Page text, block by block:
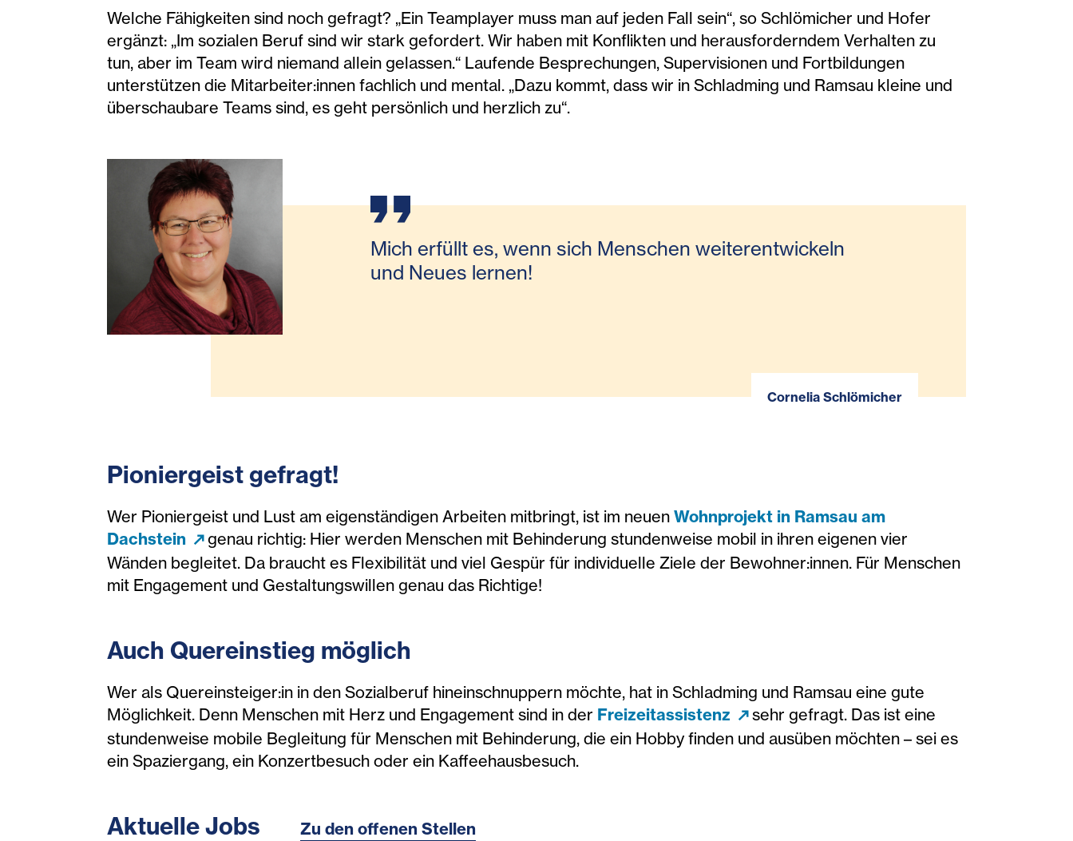
Welche Fähigkeiten sind noch gefragt? „Ein Teamplayer muss man auf jeden Fall sein“, so Schlömicher und Hofer
ergänzt: „Im sozialen Beruf sind wir stark gefordert. Wir haben mit Konflikten und herausforderndem Verhalten zu
tun, aber im Team wird niemand allein gelassen.“ Laufende Besprechungen, Supervisionen und Fortbildungen
unterstützen die Mitarbeiter:innen fachlich und mental. „Dazu kommt, dass wir in Schladming und Ramsau kleine und
überschaubare Teams sind, es geht persönlich und herzlich zu“.
Mich erfüllt es, wenn sich Menschen weiterentwickeln
und Neues lernen!
Cornelia Schlömicher
Pioniergeist gefragt!
Wer Pioniergeist und Lust am eigenständigen Arbeiten mitbringt, ist im neuenWohnprojekt in Ramsau am
Dachstein
genau richtig: Hier werden Menschen mit Behinderung stundenweise mobil in ihren eigenen vier
Wänden begleitet. Da braucht es Flexibilität und viel Gespür für individuelle Ziele der Bewohner:innen. Für Menschen
mit Engagement und Gestaltungswillen genau das Richtige!
Auch Quereinstieg möglich
Wer als Quereinsteiger:in in den Sozialberuf hineinschnuppern möchte, hat in Schladming und Ramsau eine gute
Möglichkeit. Denn Menschen mit Herz und Engagement sind in der Freizeitassistenz
sehr gefragt. Das ist eine
stundenweise mobile Begleitung für Menschen mit Behinderung, die ein Hobby finden und ausüben möchten – sei es
ein Spaziergang, ein Konzertbesuch oder ein Kaffeehausbesuch.
Aktuelle Jobs Zu den offenen Stellen